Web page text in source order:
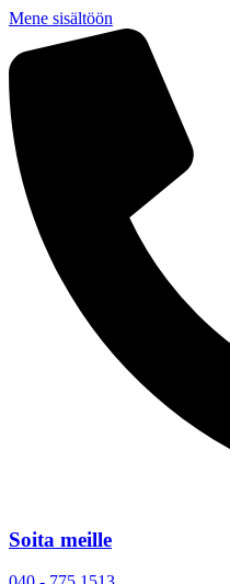
Mene sisältöön
Soita meille